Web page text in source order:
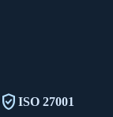
verified_user ISO 27001